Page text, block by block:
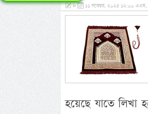
» ১১ নভেম্বর, ২০২৫ ১২:০০ এএম,
হয়েছে যাতে